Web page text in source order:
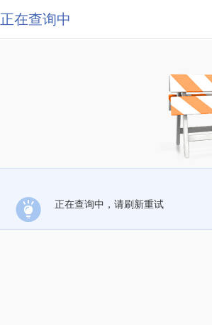
正在查询中
正在查询中，请刷新重试